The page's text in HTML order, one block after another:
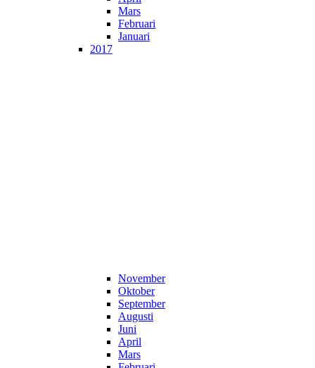
Mars
Februari
Januari
2017
November
Oktober
September
Augusti
Juni
April
Mars